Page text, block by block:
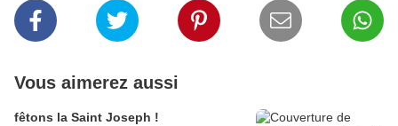
Vous aimerez aussi
fêtons la Saint Joseph !